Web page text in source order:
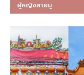
ผู้หญิงสายมู